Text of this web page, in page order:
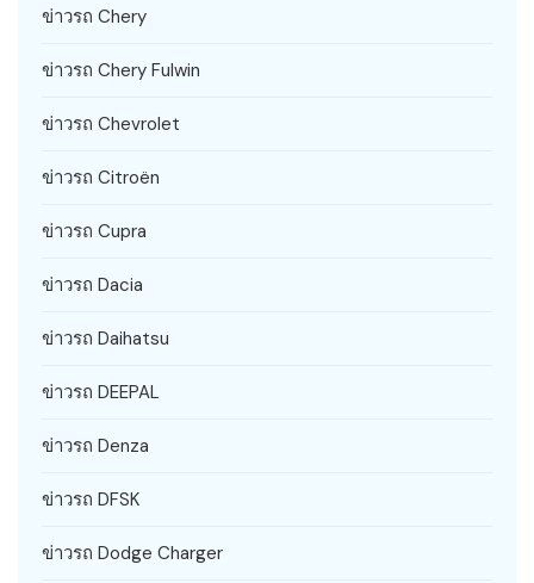
ข่าวรถ Chery
ข่าวรถ Chery Fulwin
ข่าวรถ Chevrolet
ข่าวรถ Citroën
ข่าวรถ Cupra
ข่าวรถ Dacia
ข่าวรถ Daihatsu
ข่าวรถ DEEPAL
ข่าวรถ Denza
ข่าวรถ DFSK
ข่าวรถ Dodge Charger